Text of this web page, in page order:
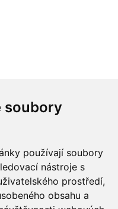
soubory
používají soubory
nástroje s
prostředí,
obsahu a